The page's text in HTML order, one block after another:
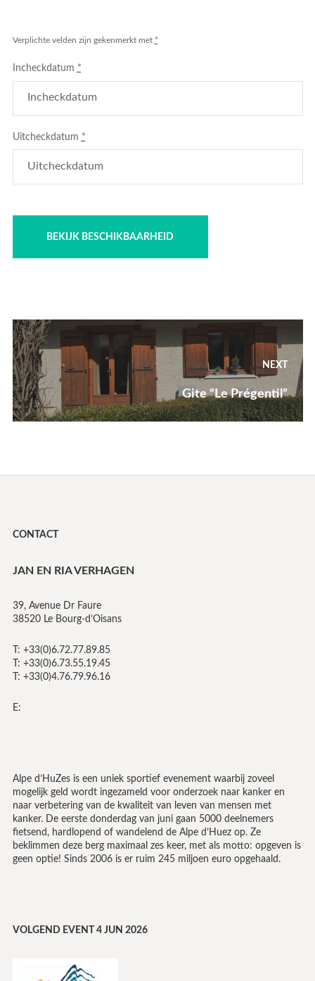
Verplichte velden zijn gekenmerkt met *
Incheckdatum *
Uitcheckdatum *
Bericht
navigatie
NEXT
Next
post:
Gite “Le Prégentil”
CONTACT
JAN EN RIA VERHAGEN
39, Avenue Dr Faure
38520 Le Bourg-d’Oisans
T: +33(0)6.72.77.89.85
T: +33(0)6.73.55.19.45
T: +33(0)4.76.79.96.16
E:
Alpe d’HuZes is een uniek sportief evenement waarbij zoveel
mogelijk geld wordt ingezameld voor onderzoek naar kanker en
naar verbetering van de kwaliteit van leven van mensen met
kanker. De eerste donderdag van juni gaan 5000 deelnemers
fietsend, hardlopend of wandelend de Alpe d’Huez op. Ze
beklimmen deze berg maximaal zes keer, met als motto: opgeven is
geen optie! Sinds 2006 is er ruim 245 miljoen euro opgehaald.
VOLGEND EVENT 4 JUN 2026